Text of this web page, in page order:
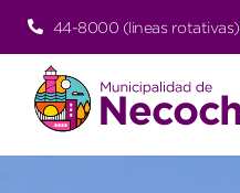
44-8000 (lineas rotativas)